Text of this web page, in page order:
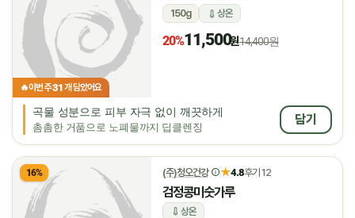
🔥이번 주31개 담았어요
150g 상온
20%11,500원14,400원
곡물 성분으로 피부 자극 없이 깨끗하게
촘촘한 거품으로 노폐물까지 딥클렌징
담기
16% (주)청오건강 ★4.8후기 12
검정콩미숫가루
상온